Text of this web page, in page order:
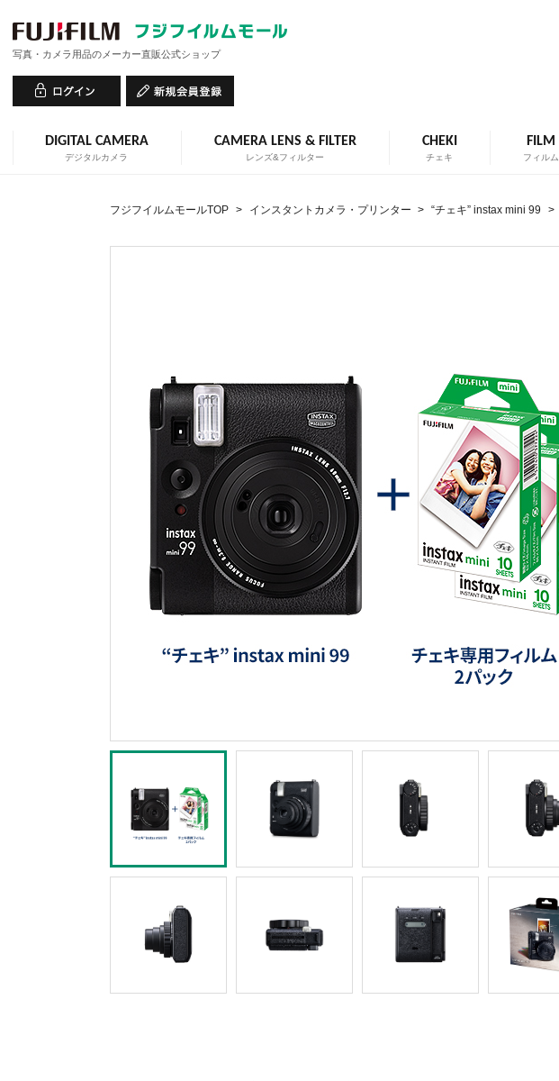
写真・カメラ用品のメーカー直販公式ショップ
DIGITAL CAMERA
デジタルカメラ
CAMERA LENS & FILTER
レンズ&フィルター
CHEKI
チェキ
FILM
フィルム
フジフイルムモールTOP > インスタントカメラ・プリンター > “チェキ” instax mini 99 >